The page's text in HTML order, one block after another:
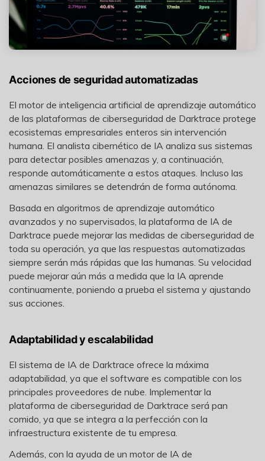
Acciones de seguridad automatizadas
El motor de inteligencia artificial de aprendizaje automático
de las plataformas de ciberseguridad de Darktrace protege
ecosistemas empresariales enteros sin intervención
humana. El analista cibernético de IA analiza sus sistemas
para detectar posibles amenazas y, a continuación,
responde automáticamente a estos ataques. Incluso las
amenazas similares se detendrán de forma autónoma.
Basada en algoritmos de aprendizaje automático
avanzados y no supervisados, la plataforma de IA de
Darktrace puede mejorar las medidas de ciberseguridad de
toda su operación, ya que las respuestas automatizadas
siempre serán más rápidas que las humanas. Su velocidad
puede mejorar aún más a medida que la IA aprende
continuamente, poniendo a prueba el sistema y ajustando
sus acciones.
Adaptabilidad y escalabilidad
El sistema de IA de Darktrace ofrece la máxima
adaptabilidad, ya que el software es compatible con los
principales proveedores de nube. Implementar la
plataforma de ciberseguridad de Darktrace será pan
comido, ya que se integra a la perfección con la
infraestructura existente de tu empresa.
Además, con la ayuda de un motor de IA de